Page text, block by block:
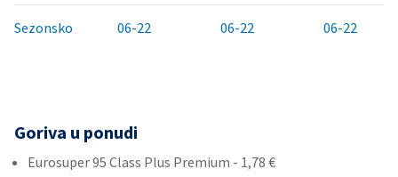
Sezonsko 06-22 06-22 06-22
Goriva u ponudi
Eurosuper 95 Class Plus Premium - 1,78 €